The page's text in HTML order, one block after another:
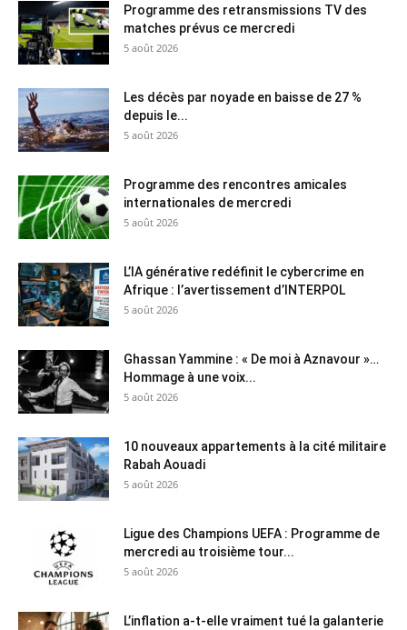
Programme des retransmissions TV des
matches prévus ce mercredi
5 août 2026
Les décès par noyade en baisse de 27 %
depuis le...
5 août 2026
Programme des rencontres amicales
internationales de mercredi
5 août 2026
L’IA générative redéfinit le cybercrime en
Afrique : l’avertissement d’INTERPOL
5 août 2026
Ghassan Yammine : « De moi à Aznavour »…
Hommage à une voix...
5 août 2026
10 nouveaux appartements à la cité militaire
Rabah Aouadi
5 août 2026
Ligue des Champions UEFA : Programme de
mercredi au troisième tour...
5 août 2026
L’inflation a-t-elle vraiment tué la galanterie